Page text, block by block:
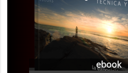
ebook